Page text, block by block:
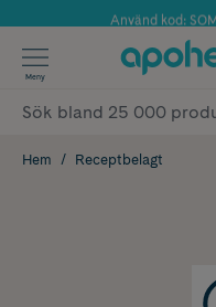
Årets
Använd kod:
✓
Meny
Hem Receptbelagt